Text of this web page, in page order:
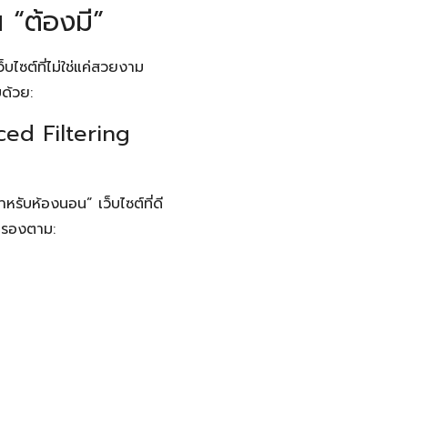
ต้องมี”
ไซต์ที่ไม่ใช่แค่สวยงาม
วย:
Filtering
หรับห้องนอน” เว็บไซต์ที่ดี
องตาม: